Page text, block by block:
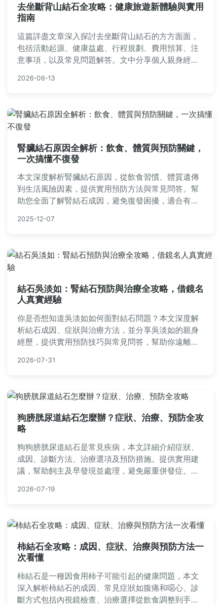
去坐斷背山結石全攻略：健康旅遊新體驗與實用
指南
這篇詳盡文章深入探討去坐斷背山結石的方方面面，
包括活動起源、健康益處、行程規劃、費用預算、注
意事項，以及常見問題解答。文中分享個人親身經歷
健康，並規劃一趟安全有效的旅程。無論您是初次聽
2026-06-13
腎臟結石原因全解析：飲食、體質與預防關鍵，
一次搞懂不復發
本文深度解析腎臟結石原因，從飲食習慣、體質遺傳
到生活風險因素，提供實用預防方法與常見問答。幫
助您全面了解腎結石成因，避免復發困擾，適合有家
2025-12-07
結石吳淡如：腎結石預防與治療全攻略，借鏡名
人真實經驗
你是否想知道吳淡如如何面對結石問題？本文深度解
析結石成因、症狀與治療方法，並分享吳淡如的親身
經歷，提供實用預防技巧與常見問答，幫助你遠離結
2026-07-31
狗膀胱尿道結石怎麼辦？症狀、治療、預防全攻
略
狗狗膀胱尿道結石是常見疾病，本文詳細介紹症狀、
成因、診斷方法、治療選項及預防措施。提供實用建
議，幫助飼主及早發現並處理，避免嚴重併發症。內
輕鬆守護愛犬健康。
2026-07-19
柿結石全攻略：成因、症狀、治療與預防方法一
次看懂
柿結石是一種因食用柿子可能引起的健康問題，本文
深入解析柿結石的成因、常見症狀如腹痛和噁心、診
斷方式包括內視鏡檢查、治療選擇從飲食調整到手